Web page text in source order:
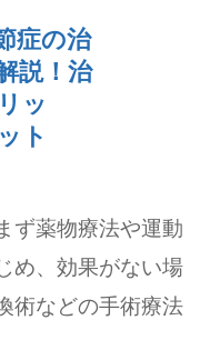
症の治
説！治
ッ
ト
ず薬物療法や運動
め、効果がない場
術などの手術療法